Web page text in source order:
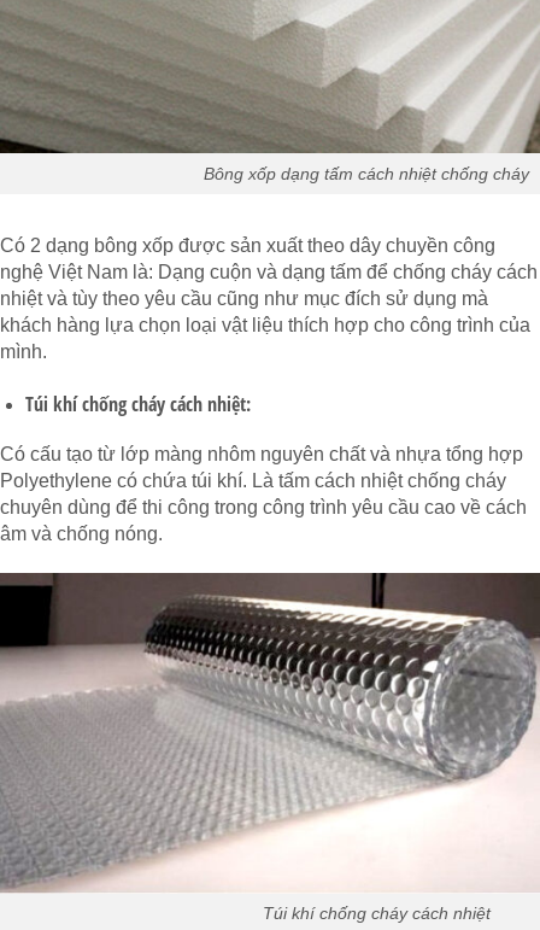
Bông xốp dạng tấm cách nhiệt chống cháy
Có 2 dạng bông xốp được sản xuất theo dây chuyền công
nghệ Việt Nam là: Dạng cuộn và dạng tấm để chống cháy cách
nhiệt và tùy theo yêu cầu cũng như mục đích sử dụng mà
khách hàng lựa chọn loại vật liệu thích hợp cho công trình của
mình.
Túi khí chống cháy cách nhiệt:
Có cấu tạo từ lớp màng nhôm nguyên chất và nhựa tổng hợp
Polyethylene có chứa túi khí. Là tấm cách nhiệt chống cháy
chuyên dùng để thi công trong công trình yêu cầu cao về cách
âm và chống nóng.
Túi khí chống cháy cách nhiệt